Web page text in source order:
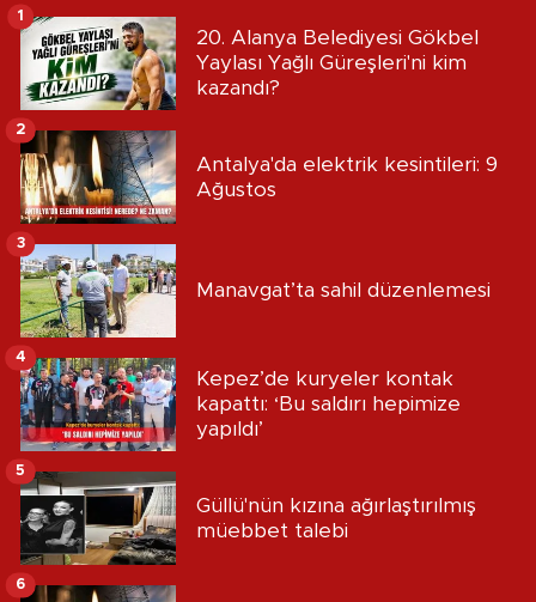
20. Alanya Belediyesi Gökbel
Yaylası Yağlı Güreşleri'ni kim
kazandı?
1
Antalya'da elektrik kesintileri: 9
Ağustos
2
Manavgat’ta sahil düzenlemesi
3
Kepez’de kuryeler kontak
kapattı: ‘Bu saldırı hepimize
yapıldı’
4
Güllü'nün kızına ağırlaştırılmış
müebbet talebi
5
6